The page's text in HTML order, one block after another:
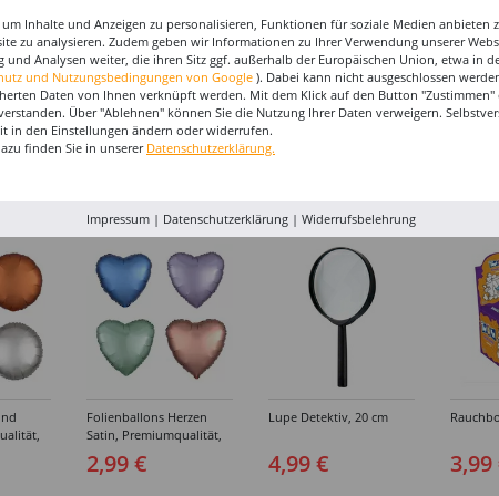
-
SALE Luftballon
Riesenherz, 50cm
Durchmesser
4,99 €
2,49 €
Luftballons Herzen, weiß,
30cm, 5 Stück
2,99 €
SALE
Lovely
60 cm
11,99 €
KAUFTEN AUCH
Folienballons Herzen
Satin, Premiumqualität,
beidseitig bedruckt,
Größe: ca. 43 cm -
2,99 €
Lupe Detektiv, 20 cm
4,99 € 3,99
Inhalte und Anzeigen zu personalisieren, Funktionen für soziale Medien anbieten
zu analysieren. Zudem geben wir Informationen zu Ihrer Verwendung unserer
und Analysen weiter, die ihren Sitz ggf. außerhalb der Europäischen Union, etwa in
und Nutzungsbedingungen von Google ). Dabei kann nicht ausgeschlossen
Daten von Ihnen verknüpft werden. Mit dem Klick auf den Button "Zustimmen"
Über "Ablehnen" können Sie die Nutzung Ihrer Daten verweigern.
in den Einstellungen ändern oder widerrufen.
finden Sie in unserer Datenschutzerklärung.
Impressum| Datenschutzerklärung| Widerrufsbelehrung